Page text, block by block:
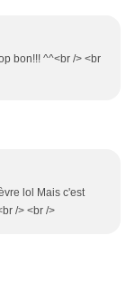
bon!!! ^^<br /> <br
lol Mais c'est
/> <br />